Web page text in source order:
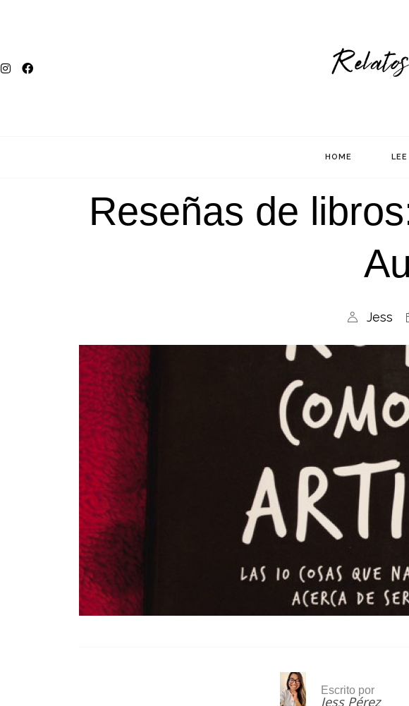
HOME LEE
Reseñas de
Jess
Escrito por
Jess Pérez